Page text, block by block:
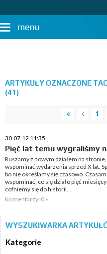
menu
ARTYKUŁY OZNACZONE
(41)
1
30.07.12 11:35
Pięć lat temu wygraliśmy
Ruszamy z nowym działem na
wspominać wydarzenia sprzed X lat.
bo nie określamy się czasowo.
wspominać, co się działo pięć
cofniemy się do historii...
Komentarzy: 0 »
WYSZUKIWARKA
Kategorie